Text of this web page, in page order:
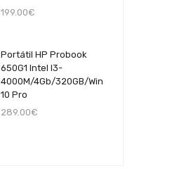
199.00€
Portátil HP Probook
650G1 Intel I3-
4000M/4Gb/320GB/Win
10 Pro
289.00€